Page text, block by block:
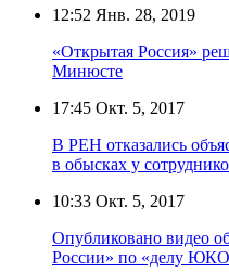
12:52 Янв. 28, 2019
«Открытая Россия»
Минюсте
17:45 Окт. 5, 2017
В РЕН отказались
в обысках у
10:33 Окт. 5, 2017
Опубликовано видео
России» по «делу